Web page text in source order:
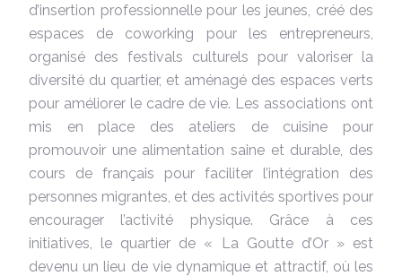
d’insertion professionnelle pour les jeunes, créé des
espaces de coworking pour les entrepreneurs,
organisé des festivals culturels pour valoriser la
diversité du quartier, et aménagé des espaces verts
pour améliorer le cadre de vie. Les associations ont
mis en place des ateliers de cuisine pour
promouvoir une alimentation saine et durable, des
cours de français pour faciliter l’intégration des
personnes migrantes, et des activités sportives pour
encourager l’activité physique. Grâce à ces
initiatives, le quartier de « La Goutte d’Or » est
devenu un lieu de vie dynamique et attractif, où les